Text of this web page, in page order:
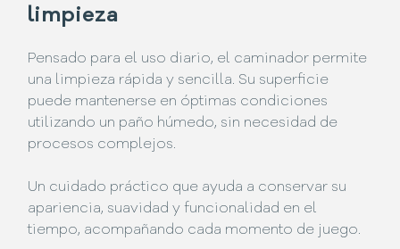
limpieza
Pensado para el uso diario, el caminador permite
una limpieza rápida y sencilla. Su superficie
puede mantenerse en óptimas condiciones
utilizando un paño húmedo, sin necesidad de
procesos complejos.
Un cuidado práctico que ayuda a conservar su
apariencia, suavidad y funcionalidad en el
tiempo, acompañando cada momento de juego.